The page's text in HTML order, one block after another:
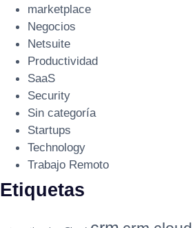
marketplace
Negocios
Netsuite
Productividad
SaaS
Security
Sin categoría
Startups
Technology
Trabajo Remoto
Etiquetas